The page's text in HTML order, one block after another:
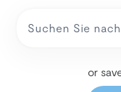
or